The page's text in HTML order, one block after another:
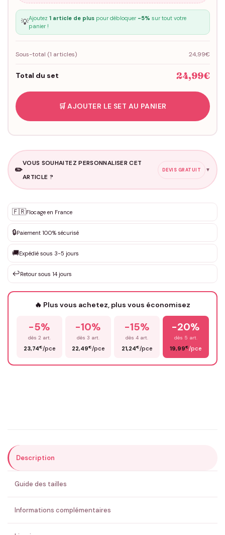
💡Ajoutez 1 article de pluspour débloquer -5% sur tout votre
panier !
Sous-total (1 articles) 24,99€
Total du set 24,99€
🛒 AJOUTER LE SET AU PANIER
✏️
VOUS SOUHAITEZ PERSONNALISER CET
ARTICLE ?
DEVIS GRATUIT ▼
✨ Personnalisation sur mesure
DEVIS GRATUIT · Personnalisation de 3 à 10€ selon la demande
Que souhaitez-vous ?*
Votre texte / idée*
Prénom*
ENVOYER MA DEMANDE ✨
💚 Retour sous 24-48h🇫🇷 Flocage en France✅ Validation avant fabrication
🇫🇷Flocage en France
🔒Paiement 100% sécurisé
🚚Expédié sous 3-5 jours
↩️Retour sous 14 jours
🔥 Plus vous achetez, plus vous économisez
-5%
dès 2 art.
23,74€/pce
-10%
dès 3 art.
22,49€/pce
-15%
dès 4 art.
21,24€/pce
-20%
dès 5 art.
19,99€/pce
Description
Guide des tailles
Informations complémentaires